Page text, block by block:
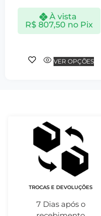
À vista
R$807,50 no Pix
VER OPÇÕES
TROCAS E DEVOLUÇÕES
7 Dias após o